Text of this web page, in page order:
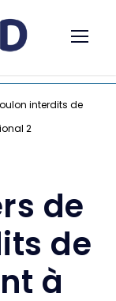
interdits de
2
de
de
à